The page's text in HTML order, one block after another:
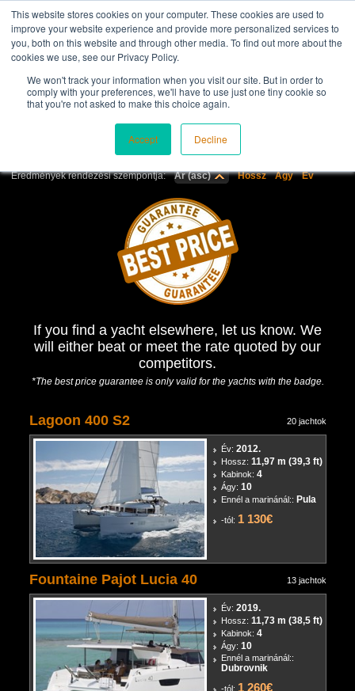
This website stores cookies on your computer. These cookies are used to
improve your website experience and provide more personalized services to
you, both on this website and through other media. To find out more about the
cookies we use, see our Privacy Policy.
We won't track your information when you visit our site. But in order to
comply with your preferences, we'll have to use just one tiny cookie so
that you're not asked to make this choice again.
Accept Decline
modellek)
Az Ön választása: Katamaránok
Eredmények rendezési szempontja:
Ár (asc) Hossz Ágy Év
If you find a yacht elsewhere, let us know. We
will either beat or meet the rate quoted by our
competitors.
*The best price guarantee is only valid for the yachts with the badge.
Lagoon 400 S2 20 jachtok
Év: 2012.
Hossz: 11,97 m (39,3 ft)
Kabinok: 4
Ágy: 10
Ennél a marinánál:: Pula
-tól: 1 130€
Fountaine Pajot Lucia 40 13 jachtok
Év: 2019.
Hossz: 11,73 m (38,5 ft)
Kabinok: 4
Ágy: 10
Ennél a marinánál::
Dubrovnik
-tól: 1 260€